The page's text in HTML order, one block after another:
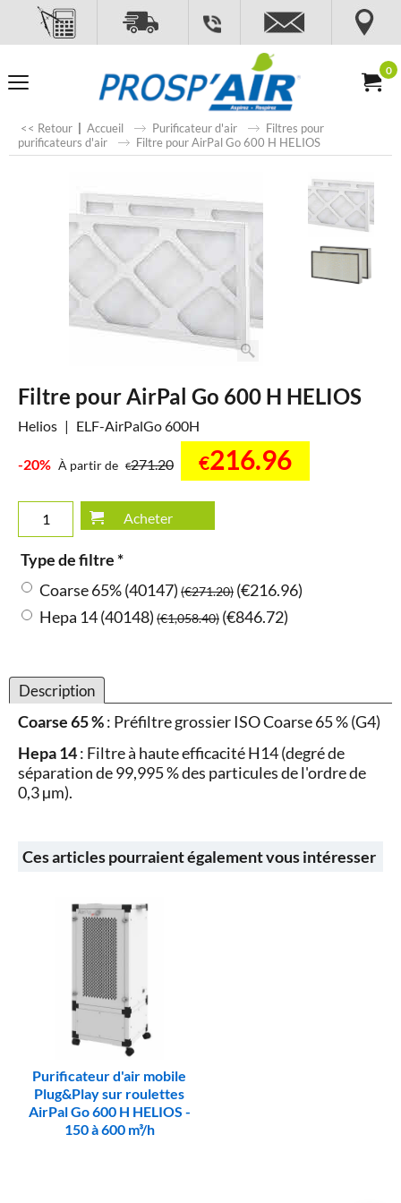
0
<< Retour | Accueil Purificateur d'air
Filtres pour
purificateurs d'air
Filtre pour AirPal Go 600 H HELIOS
Filtre pour AirPal Go 600 H HELIOS
Helios ELF-AirPalGo 600H
-20% À partir de €271.20 €216.96
Acheter
Type de filtre *
Coarse 65% (40147) (€271.20) (€216.96)
Hepa 14 (40148) (€1,058.40) (€846.72)
Description
Coarse 65 %: Préfiltre grossier ISO Coarse 65 % (G4)
Hepa 14: Filtre à haute efficacité H14 (degré de
séparation de 99,995 % des particules de l'ordre de
0,3 µm).
Ces articles pourraient également vous intéresser
Purificateur d'air mobile
Plug&Play sur roulettes
AirPal Go 600 H HELIOS -
150 à 600 m³/h